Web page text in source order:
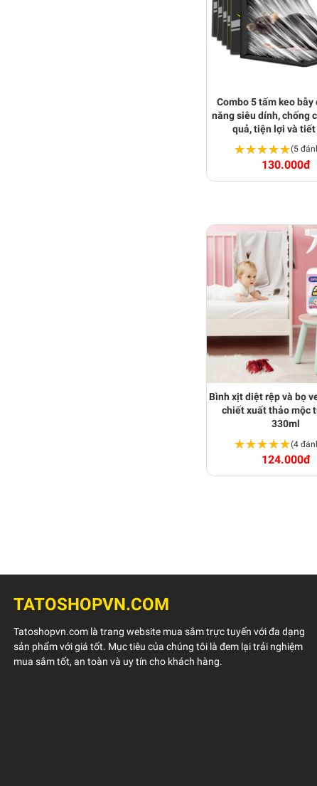
Combo 5 tấm keo bẫy
năng siêu dính, chống
quả, tiện lợi và
★★★★★
★★★★★(5
130.000đ
Bình xịt diệt rệp và bọ
chiết xuất thảo mộc
330ml
★★★★★
★★★★★(4
124.000đ
TATOSHOPVN.COM
Tatoshopvn.com là trang website mua sắm trực tuyến với đa dạng
sản phẩm với giá tốt. Mục tiêu của chúng tôi là đem lại trải nghiệm
mua sắm tốt, an toàn và uy tín cho khách hàng.